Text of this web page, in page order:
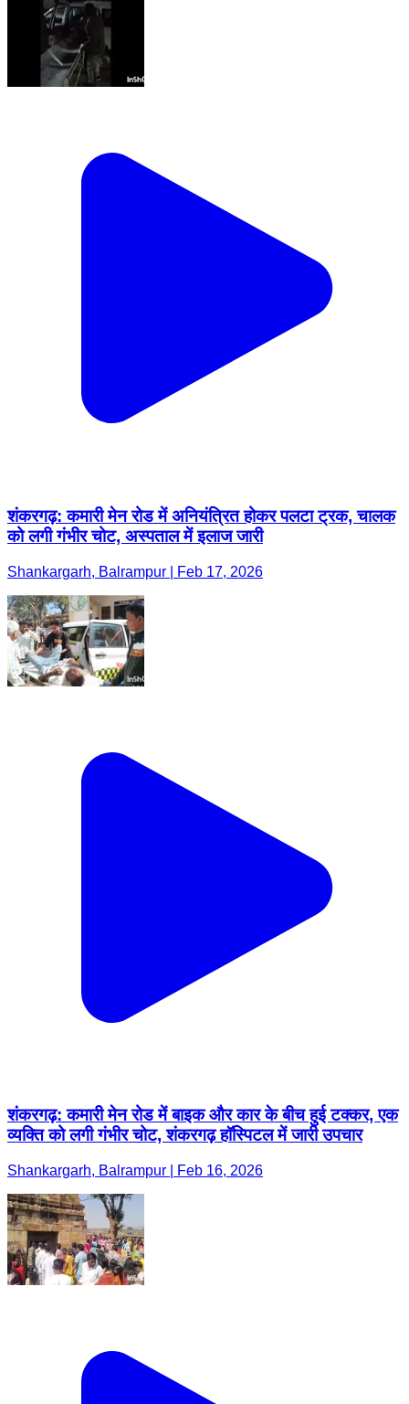
शंकरगढ़: कमारी मेन रोड में अनियंत्रित होकर पलटा ट्रक, चालक
को लगी गंभीर चोट, अस्पताल में इलाज जारी
Shankargarh, Balrampur | Feb 17, 2026
शंकरगढ़: कमारी मेन रोड में बाइक और कार के बीच हुई टक्कर, एक
व्यक्ति को लगी गंभीर चोट, शंकरगढ़ हॉस्पिटल में जारी उपचार
Shankargarh, Balrampur | Feb 16, 2026